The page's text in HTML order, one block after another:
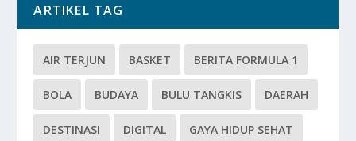
ARTIKEL TAG
AIR TERJUN BASKET BERITA FORMULA 1
BOLA BUDAYA BULU TANGKIS DAERAH
DESTINASI DIGITAL GAYA HIDUP SEHAT